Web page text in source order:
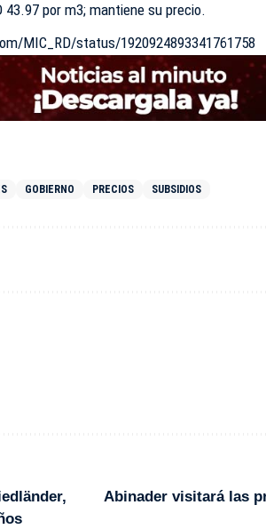
43.97 por m3; mantiene su precio.
MIC_RD/status/1920924893341761758
GOBIERNO PRECIOS SUBSIDIOS
Abinader visitará las